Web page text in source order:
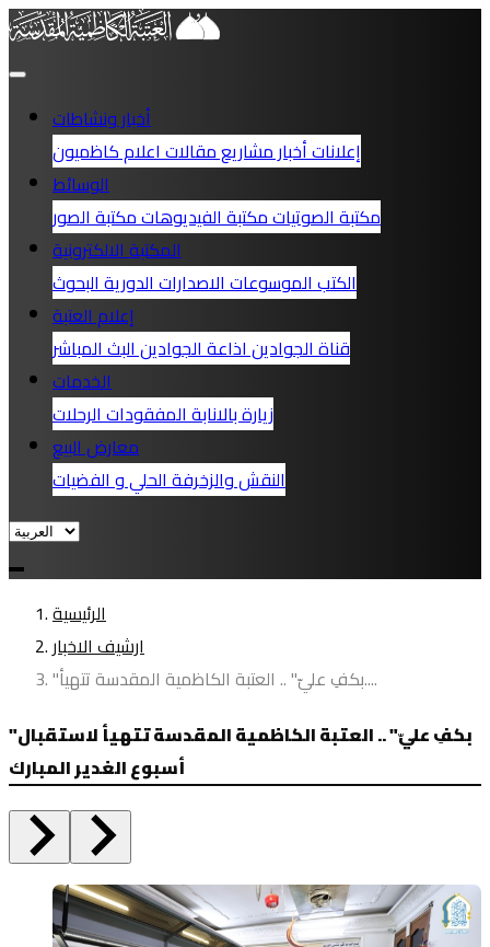
أخبار ونشاطات
إعلاناتأخبارمشاريعمقالاتاعلام كاظميون
الوسائط
مكتبة الصوتياتمكتبة الفيديوهاتمكتبة الصور
المكتبة الالكترونية
الكتبالموسوعاتالاصدارات الدوريةالبحوث
إعلام العتبة
قناة الجواديناذاعة الجوادينالبث المباشر
الخدمات
زيارة بالانابةالمفقوداتالرحلات
معارض البيع
النقش والزخرفةالحلي و الفضيات
الرئيسية
ارشيف الاخبار
"بكفِ عليّ" .. العتبة الكاظمية المقدسة تتهيأ....
"بكفِ عليّ" .. العتبة الكاظمية المقدسة تتهيأ لاستقبال